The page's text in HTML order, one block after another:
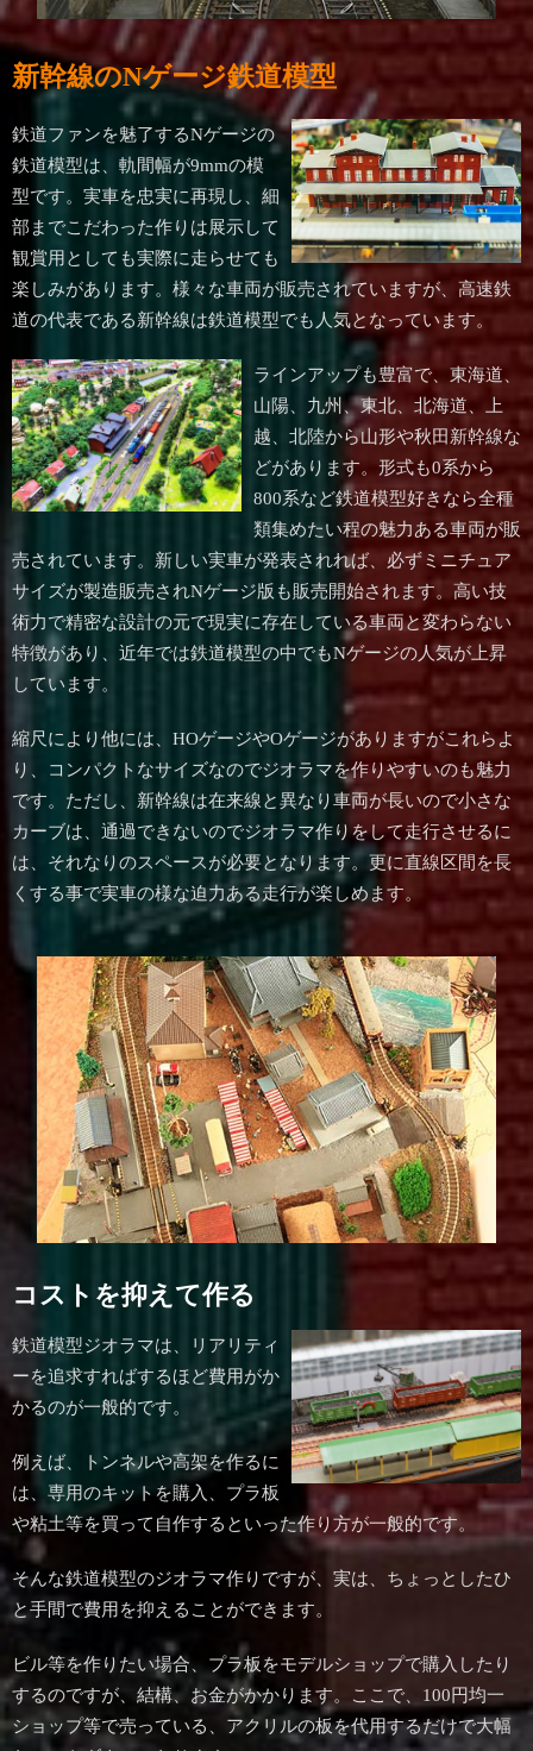
新幹線のNゲージ鉄道模型
鉄道ファンを魅了するNゲージの
鉄道模型は、軌間幅が9mmの模
型です。実車を忠実に再現し、細
部までこだわった作りは展示して
観賞用としても実際に走らせても
楽しみがあります。様々な車両が販売されていますが、高速鉄
道の代表である新幹線は鉄道模型でも人気となっています。
ラインアップも豊富で、東海道、
山陽、九州、東北、北海道、上
越、北陸から山形や秋田新幹線な
どがあります。形式も0系から
800系など鉄道模型好きなら全種
類集めたい程の魅力ある車両が販
売されています。新しい実車が発表されれば、必ずミニチュア
サイズが製造販売されNゲージ版も販売開始されます。高い技
術力で精密な設計の元で現実に存在している車両と変わらない
特徴があり、近年では鉄道模型の中でもNゲージの人気が上昇
しています。
縮尺により他には、HOゲージやOゲージがありますがこれらよ
り、コンパクトなサイズなのでジオラマを作りやすいのも魅力
です。ただし、新幹線は在来線と異なり車両が長いので小さな
カーブは、通過できないのでジオラマ作りをして走行させるに
は、それなりのスペースが必要となります。更に直線区間を長
くする事で実車の様な迫力ある走行が楽しめます。
コストを抑えて作る
鉄道模型ジオラマは、リアリティ
ーを追求すればするほど費用がか
かるのが一般的です。
例えば、トンネルや高架を作るに
は、専用のキットを購入、プラ板
や粘土等を買って自作するといった作り方が一般的です。
そんな鉄道模型のジオラマ作りですが、実は、ちょっとしたひ
と手間で費用を抑えることができます。
ビル等を作りたい場合、プラ板をモデルショップで購入したり
するのですが、結構、お金がかかります。ここで、100円均一
ショップ等で売っている、アクリルの板を代用するだけで大幅